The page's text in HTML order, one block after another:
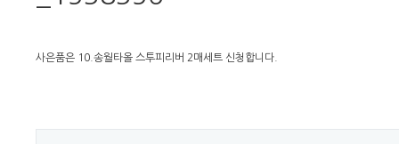
사은품은 10.송월타올 스투피리버 2매세트 신청합니다.